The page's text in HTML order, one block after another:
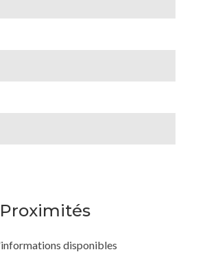
Proximités
disponibles